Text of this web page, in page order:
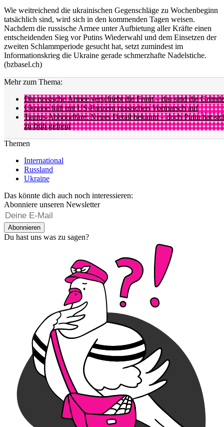
Wie weitreichend die ukrainischen Gegenschläge zu Wochenbeginn
tatsächlich sind, wird sich in den kommenden Tagen weisen.
Nachdem die russische Armee unter Aufbietung aller Kräfte einen
entscheidenden Sieg vor Putins Wiederwahl und dem Einsetzen der
zweiten Schlammperiode gesucht hat, setzt zumindest im
Informationskrieg die Ukraine gerade schmerzhafte Nadelstiche.
(bzbasel.ch)
Mehr zum Thema:
Die russische Armee verschiebt die Front – das sind die Gründe
Ukraine hält mit US-Panzern russischen Vormarsch auf
Taurus-Abhöraffäre: Neues Detail bekannt – doch Putin hat
zu früh gefreut
Themen
International
Russland
Ukraine
Das könnte dich auch noch interessieren:
Abonniere unseren Newsletter
Abonnieren
Du hast uns was zu sagen?